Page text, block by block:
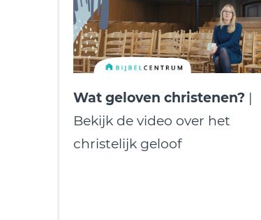
Wat geloven christenen? |
Bekijk de video over het
christelijk geloof